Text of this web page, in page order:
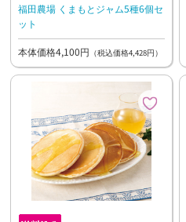
福田農場 くまもとジャム5種6個セ
ット
本体価格4,100円 （税込価格4,428円）